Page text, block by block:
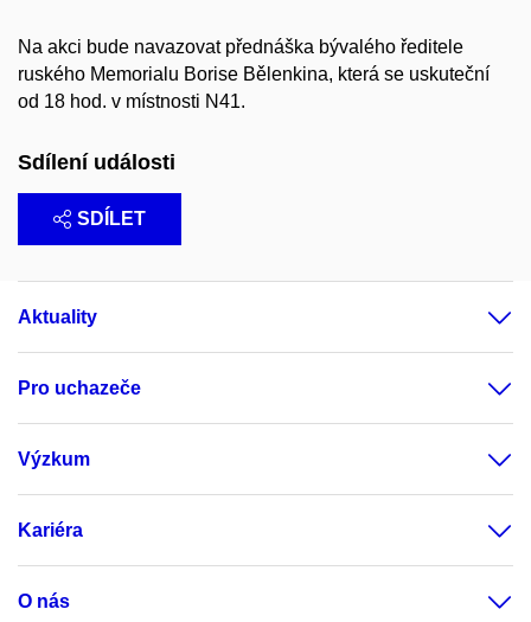
Na akci bude navazovat přednáška bývalého ředitele
ruského Memorialu Borise Bělenkina, která se uskuteční
od 18 hod. v místnosti N41.
Sdílení události
SDÍLET
Aktuality
Pro uchazeče
Výzkum
Kariéra
O nás